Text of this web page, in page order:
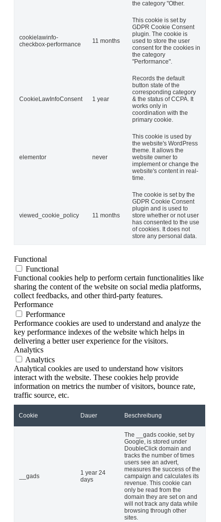
the category "Other.
cookielawinfo-
checkbox-performance
11 months
This cookie is set by
GDPR Cookie Consent
plugin. The cookie is
used to store the user
consent for the cookies in
the category
"Performance".
CookieLawInfoConsent 1 year
Records the default
button state of the
corresponding category
& the status of CCPA. It
works only in
coordination with the
primary cookie.
elementor never
This cookie is used by
the website's WordPress
theme. It allows the
website owner to
implement or change the
website's content in real-
time.
viewed_cookie_policy 11 months
The cookie is set by the
GDPR Cookie Consent
plugin and is used to
store whether or not user
has consented to the use
of cookies. It does not
store any personal data.
Functional
Functional
Functional cookies help to perform certain functionalities like
sharing the content of the website on social media platforms,
collect feedbacks, and other third-party features.
Performance
Performance
Performance cookies are used to understand and analyze the
key performance indexes of the website which helps in
delivering a better user experience for the visitors.
Analytics
Analytics
Analytical cookies are used to understand how visitors
interact with the website. These cookies help provide
information on metrics the number of visitors, bounce rate,
traffic source, etc.
Cookie Dauer Beschreibung
__gads
1 year 24
days
The __gads cookie, set by
Google, is stored under
DoubleClick domain and
tracks the number of times
users see an advert,
measures the success of the
campaign and calculates its
revenue. This cookie can
only be read from the
domain they are set on and
will not track any data while
browsing through other
sites.